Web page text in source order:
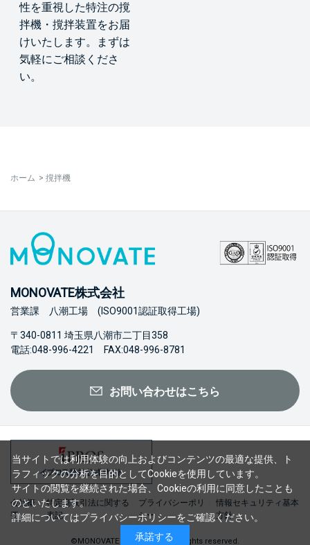
性を重視した特注の撹
拌機・撹拌装置をお届
けいたします。まずは
気軽にご相談くださ
い。
ホーム > 撹拌機
MONOVATE株式会社
営業課 八潮工場 (ISO9001認証取得工場)
〒340-0811 埼玉県八潮市二丁目358
電話:048-996-4221 FAX:048-996-8781
お問い合わせはこちら
会社概
要
特定商取引法に関する
表記
プライバシーポリ
シー
情報セキュリティ基本
方針
©MONOVATE Co., Ltd. 2023 All rights reserved.
当サイトでは利用体験の向上およびコンテンツの最適な提供、ト
ラフィックの分析を目的としてCookieを使用しています。
サイトの閲覧を継続された場合、Cookieの利用に同意したことも
のといたします。
詳細についてはプライバシーポリシーをご確認ください。
承諾する